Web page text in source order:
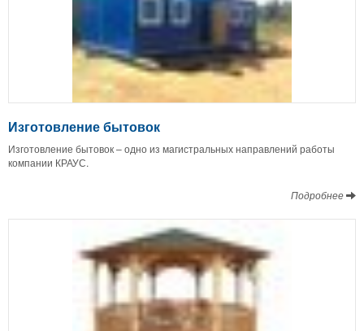
Изготовление бытовок
Изготовление бытовок – одно из магистральных направлений работы
компании КРАУС.
Подробнее